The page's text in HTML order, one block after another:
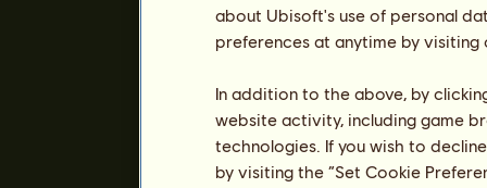
about Ubisoft's use of personal
preferences at anytime by
In addition to the above, by
website activity, including game
technologies. If you wish to
by visiting the “Set Cookie